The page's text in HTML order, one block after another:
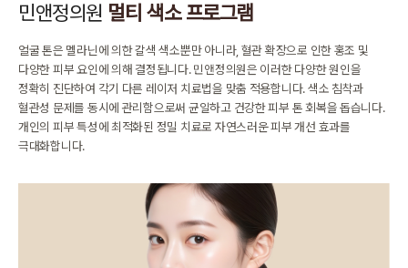
민앤정의원 멀티 색소 프로그램
얼굴 톤은 멜라닌에 의한 갈색 색소뿐만 아니라, 혈관 확장으로 인한 홍조 및
다양한 피부 요인에 의해 결정됩니다.민앤정의원은 이러한 다양한 원인을
정확히 진단하여 각기 다른 레이저 치료법을 맞춤 적용합니다.색소 침착과
혈관성 문제를 동시에 관리함으로써 균일하고 건강한 피부 톤 회복을 돕습니다.
개인의 피부 특성에 최적화된 정밀 치료로 자연스러운 피부 개선 효과를
극대화합니다.